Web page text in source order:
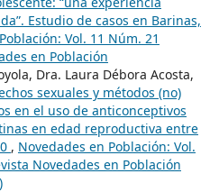
Estudio de casos en Barinas,
Vol. 11 Núm. 21
en Población
Dra. Laura Débora Acosta,
sexuales y métodos (no)
en el uso de anticonceptivos
en edad reproductiva entre
, Novedades en Población: Vol.
Novedades en Población